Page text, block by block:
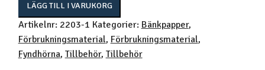
Britspapper
Viscosoft,
60
cm
LÄGG TILL I VARUKORG
Artikelnr: 2203-1 Kategorier: Bänkpapper,
Förbrukningsmaterial, Förbrukningsmaterial,
Fyndhörna, Tillbehör, Tillbehör